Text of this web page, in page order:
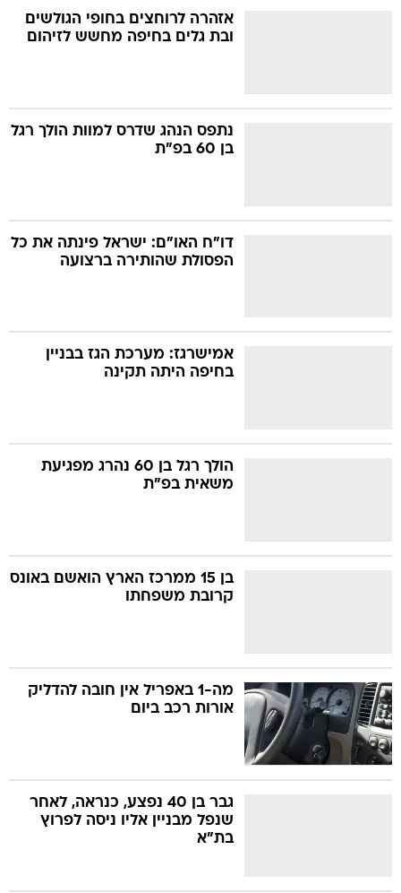
אזהרה לרוחצים בחופי הגולשים
ובת גלים בחיפה מחשש לזיהום
נתפס הנהג שדרס למוות הולך רגל
בן 60 בפ"ת
דו"ח האו"ם: ישראל פינתה את כל
הפסולת שהותירה ברצועה
אמישרגז: מערכת הגז בבניין
בחיפה היתה תקינה
הולך רגל בן 60 נהרג מפגיעת
משאית בפ"ת
בן 15 ממרכז הארץ הואשם באונס
קרובת משפחתו
מה-1 באפריל אין חובה להדליק
אורות רכב ביום
גבר בן 40 נפצע, כנראה, לאחר
שנפל מבניין אליו ניסה לפרוץ
בת"א